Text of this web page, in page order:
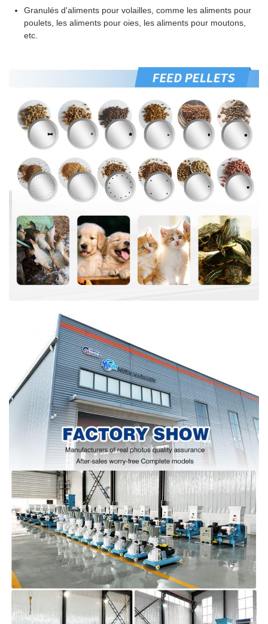
Granulés d'aliments pour volailles, comme les aliments pour
poulets, les aliments pour oies, les aliments pour moutons,
etc.